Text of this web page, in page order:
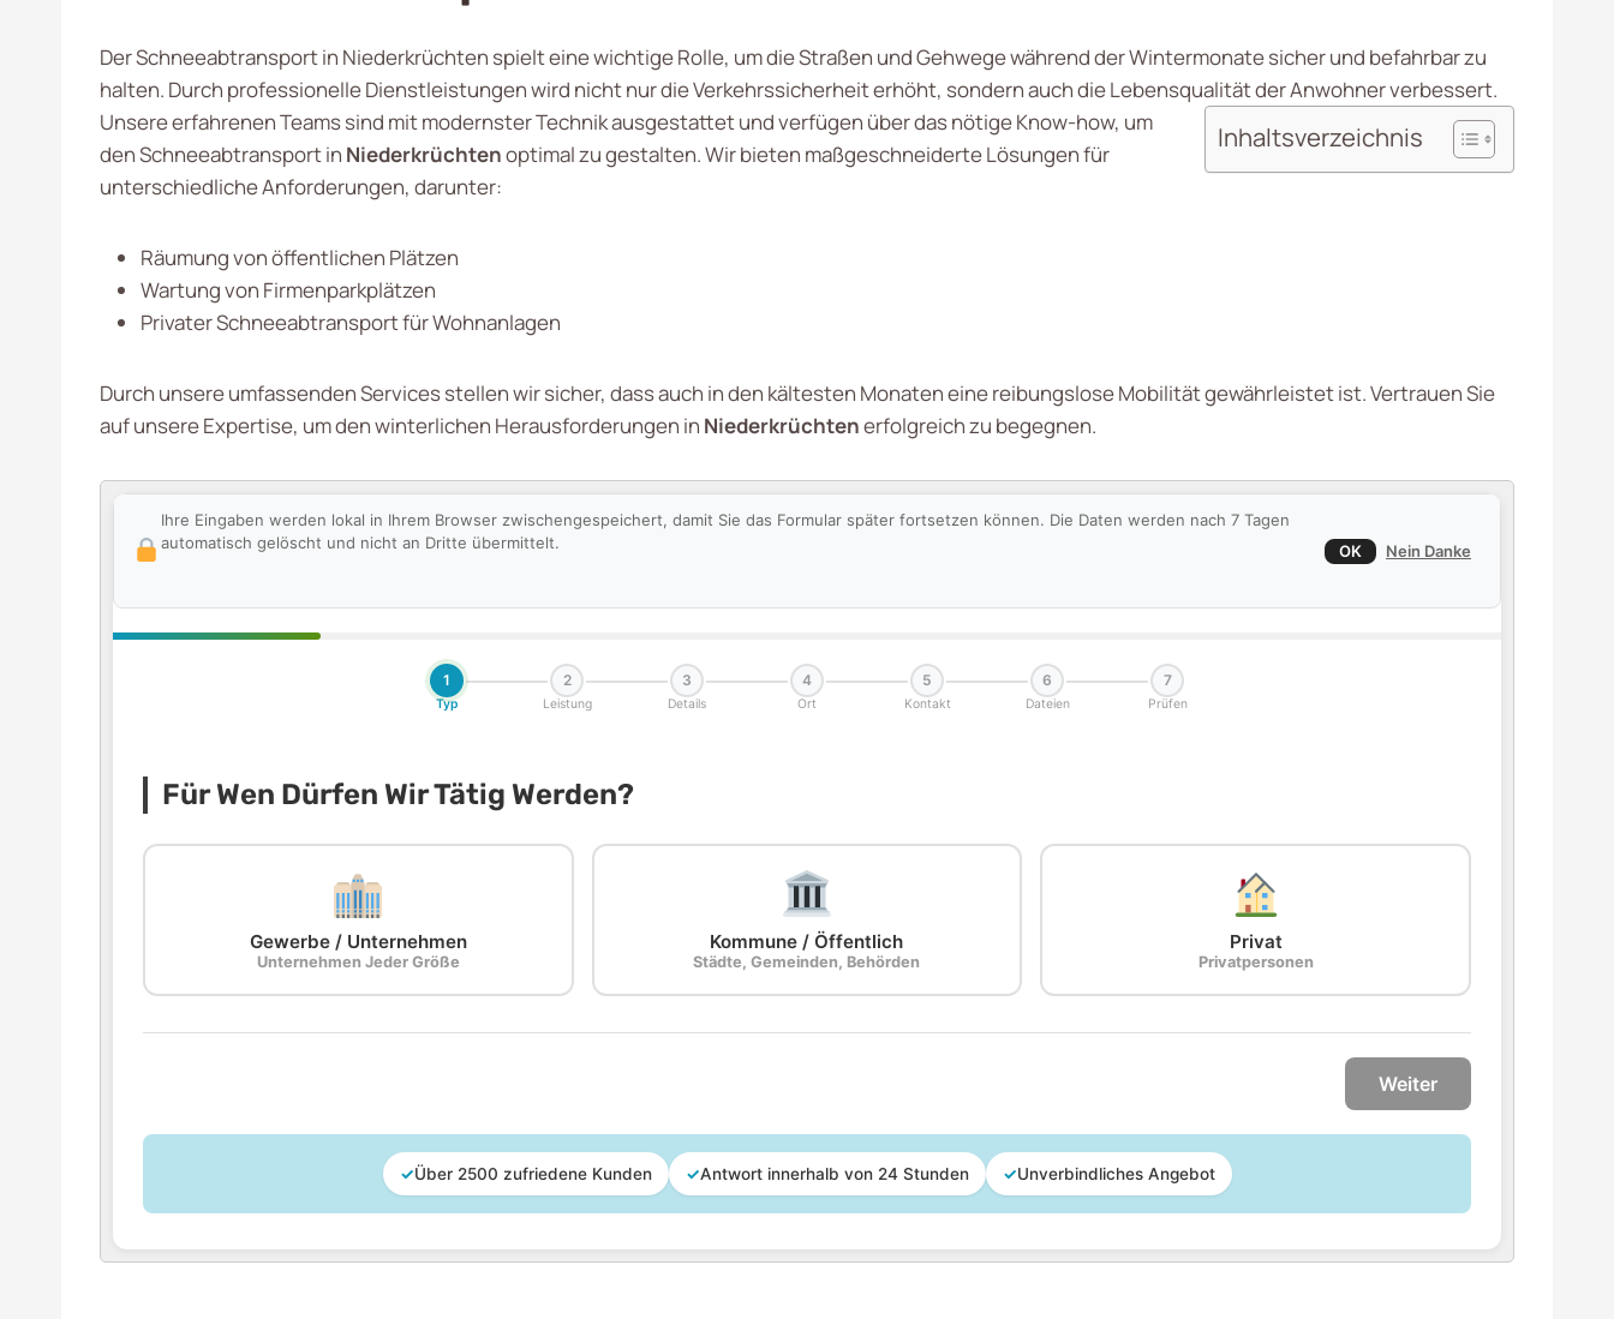
Der Schneeabtransport in Niederkrüchten spielt eine wichtige Rolle, um die Straßen und Gehwege während der Wintermonate sicher und befahrbar zu
halten. Durch professionelle Dienstleistungen wird nicht nur die Verkehrssicherheit erhöht, sondern auch die Lebensqualität der Anwohner verbessert.
Inhaltsverzeichnis
Unsere erfahrenen Teams sind mit modernster Technik ausgestattet und verfügen über das nötige Know-how, um
den Schneeabtransport in Niederkrüchtenoptimal zu gestalten. Wir bieten maßgeschneiderte Lösungen für
unterschiedliche Anforderungen, darunter:
Räumung von öffentlichen Plätzen
Wartung von Firmenparkplätzen
Privater Schneeabtransport für Wohnanlagen
Durch unsere umfassenden Services stellen wir sicher, dass auch in den kältesten Monaten eine reibungslose Mobilität gewährleistet ist. Vertrauen Sie
auf unsere Expertise, um den winterlichen Herausforderungen in Niederkrüchtenerfolgreich zu begegnen.
Ihre Eingaben werden lokal in Ihrem Browser zwischengespeichert, damit Sie das Formular später fortsetzen können. Die Daten werden nach 7 Tagen
automatisch gelöscht und nicht an Dritte übermittelt.
OK Nein Danke
1
Typ
2
Leistung
3
Details
4
Ort
5
Kontakt
6
Dateien
7
Prüfen
Für Wen Dürfen Wir Tätig Werden?
Gewerbe / Unternehmen
Unternehmen Jeder Größe
Kommune / Öffentlich
Städte, Gemeinden, Behörden
Privat
Privatpersonen
Weiter
✓Über 2500 zufriedene Kunden ✓Antwort innerhalb von 24 Stunden ✓Unverbindliches Angebot